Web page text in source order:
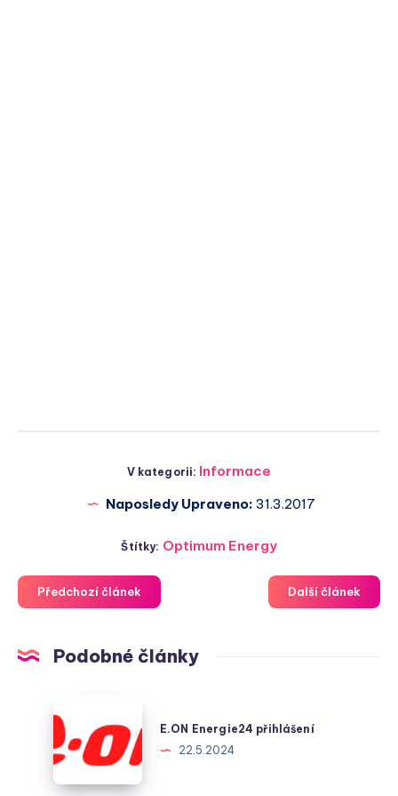
V kategorii: Informace
Naposledy Upraveno: 31.3.2017
Štítky: Optimum Energy
Předchozí článek Další článek
Podobné články
Energie24
přihlášení
E.ON Energie24 přihlášení
22.5.2024